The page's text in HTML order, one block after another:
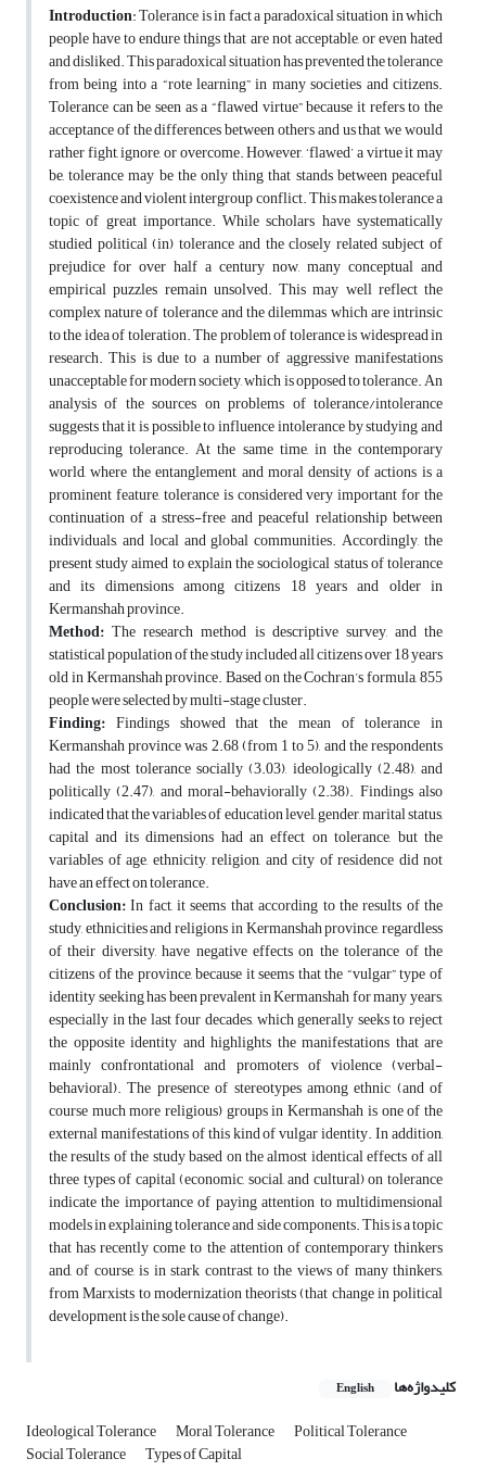
Introduction: Tolerance is in fact a paradoxical situation in which
people have to endure things that are not acceptable, or even hated
and disliked. This paradoxical situation has prevented the tolerance
from being into a “rote learning” in many societies and citizens.
Tolerance can be seen as a “flawed virtue” because it refers to the
acceptance of the differences between others and us that we would
rather fight, ignore, or overcome. However, ‘flawed’ a virtue it may
be, tolerance may be the only thing that stands between peaceful
coexistence and violent intergroup conflict. This makes tolerance a
topic of great importance. While scholars have systematically
studied political (in) tolerance and the closely related subject of
prejudice for over half a century now, many conceptual and
empirical puzzles remain unsolved. This may well reflect the
complex nature of tolerance and the dilemmas which are intrinsic
to the idea of toleration. The problem of tolerance is widespread in
research. This is due to a number of aggressive manifestations
unacceptable for modern society, which is opposed to tolerance. An
analysis of the sources on problems of tolerance/intolerance
suggests that it is possible to influence intolerance by studying and
reproducing tolerance. At the same time, in the contemporary
world, where the entanglement and moral density of actions is a
prominent feature, tolerance is considered very important for the
continuation of a stress-free and peaceful relationship between
individuals, and local and global communities. Accordingly, the
present study aimed to explain the sociological status of tolerance
and its dimensions among citizens 18 years and older in
Kermanshah province.
Method: The research method is descriptive survey, and the
statistical population of the study included all citizens over 18 years
old in Kermanshah province. Based on the Cochran’s formula, 855
people were selected by multi-stage cluster.
Finding: Findings showed that the mean of tolerance in
Kermanshah province was 2.68 (from 1 to 5), and the respondents
had the most tolerance socially (3.03), ideologically (2.48), and
politically (2.47), and moral-behaviorally (2.38). Findings also
indicated that the variables of education level, gender, marital status,
capital and its dimensions had an effect on tolerance, but the
variables of age, ethnicity, religion, and city of residence did not
have an effect on tolerance.
Conclusion:In fact, it seems that according to the results of the
study, ethnicities and religions in Kermanshah province, regardless
of their diversity, have negative effects on the tolerance of the
citizens of the province, because it seems that the “vulgar” type of
identity seeking has been prevalent in Kermanshah for many years,
especially in the last four decades, which generally seeks to reject
the opposite identity and highlights the manifestations that are
mainly confrontational and promoters of violence (verbal-
behavioral). The presence of stereotypes among ethnic (and of
course much more religious) groups in Kermanshah is one of the
external manifestations of this kind of vulgar identity. In addition,
the results of the study based on the almost identical effects of all
three types of capital (economic, social, and cultural) on tolerance
indicate the importance of paying attention to multidimensional
models in explaining tolerance and side components. This is a topic
that has recently come to the attention of contemporary thinkers
and, of course, is in stark contrast to the views of many thinkers,
from Marxists to modernization theorists (that change in political
development is the sole cause of change).
کلیدواژه‌ها English
Ideological Tolerance Moral Tolerance Political Tolerance
Social Tolerance Types of Capital